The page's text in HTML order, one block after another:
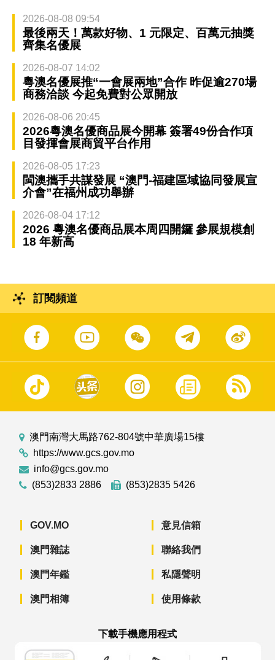
2026-08-08 09:54
最後兩天！萬款好物、1 元限定、百萬元抽獎
齊集名優展
2026-08-07 14:02
粵澳名優展推“一會展兩地”合作 昨促逾270場
商務洽談 今起免費對公眾開放
2026-08-06 20:45
2026粵澳名優商品展今開幕 簽署49份合作項
目發揮會展商貿平台作用
2026-08-05 17:23
閩澳攜手共謀發展 “澳門-福建區域協同發展宣
介會”在福州成功舉辦
2026-08-04 17:12
2026 粵澳名優商品展本周四開鑼 參展規模創
18 年新高
訂閱頻道
澳門南灣大馬路762-804號中華廣場15樓
https://www.gcs.gov.mo
info@gcs.gov.mo
(853)2833 2886
(853)2835 5426
GOV.MO
澳門雜誌
澳門年鑑
澳門相簿
意見信箱
聯絡我們
私隱聲明
使用條款
下載手機應用程式